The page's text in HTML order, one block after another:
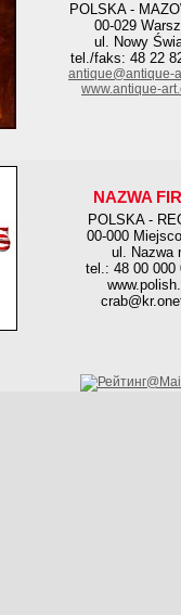
POLSKA -
00-029
ul. Nowy
tel./faks: 48 22
antique@antique-
www.antique-
NAZWA
POLSKA -
00-000
ul. Nazwa
tel.: 48 00 000